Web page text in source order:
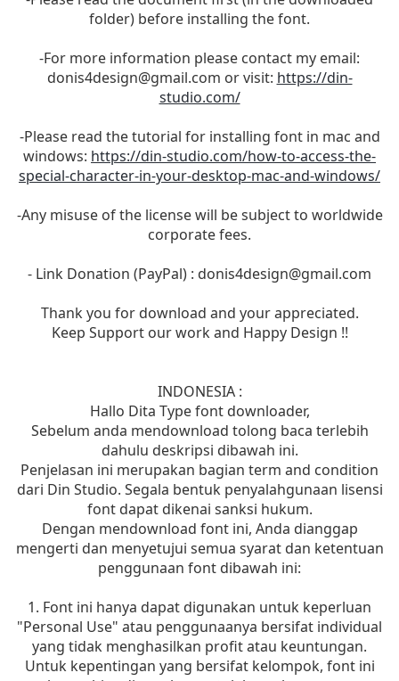
folder) before installing the font.
-For more information please contact my email:
donis4design@gmail.com or visit: https://din-
studio.com/
-Please read the tutorial for installing font in mac and
windows: https://din-studio.com/how-to-access-the-
special-character-in-your-desktop-mac-and-windows/
-Any misuse of the license will be subject to worldwide
corporate fees.
- Link Donation (PayPal) : donis4design@gmail.com
Thank you for download and your appreciated.
Keep Support our work and Happy Design !!
INDONESIA :
Hallo Dita Type font downloader,
Sebelum anda mendownload tolong baca terlebih
dahulu deskripsi dibawah ini.
Penjelasan ini merupakan bagian term and condition
dari Din Studio. Segala bentuk penyalahgunaan lisensi
font dapat dikenai sanksi hukum.
Dengan mendownload font ini, Anda dianggap
mengerti dan menyetujui semua syarat dan ketentuan
penggunaan font dibawah ini:
1. Font ini hanya dapat digunakan untuk keperluan
"Personal Use" atau penggunaanya bersifat individual
yang tidak menghasilkan profit atau keuntungan.
Untuk kepentingan yang bersifat kelompok, font ini